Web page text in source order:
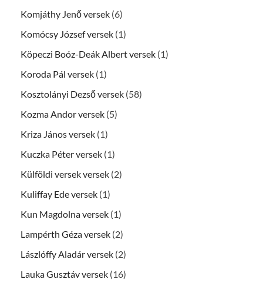
Komjáthy Jenő versek (6)
Komócsy József versek (1)
Köpeczi Boóz-Deák Albert versek (1)
Koroda Pál versek (1)
Kosztolányi Dezső versek (58)
Kozma Andor versek (5)
Kriza János versek (1)
Kuczka Péter versek (1)
Külföldi versek versek (2)
Kuliffay Ede versek (1)
Kun Magdolna versek (1)
Lampérth Géza versek (2)
Lászlóffy Aladár versek (2)
Lauka Gusztáv versek (16)